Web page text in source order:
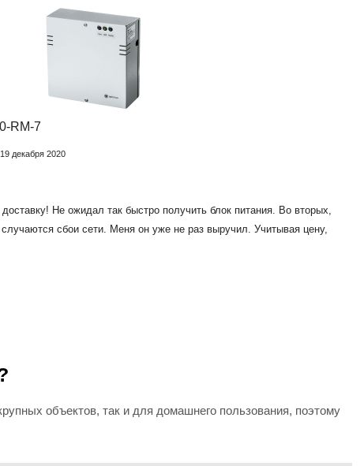
RM-7
19 декабря 2020
Не ожидал так быстро получить блок питания. Во вторых,
сбои сети. Меня он уже не раз выручил. Учитывая цену,
объектов, так и для домашнего пользования, поэтому